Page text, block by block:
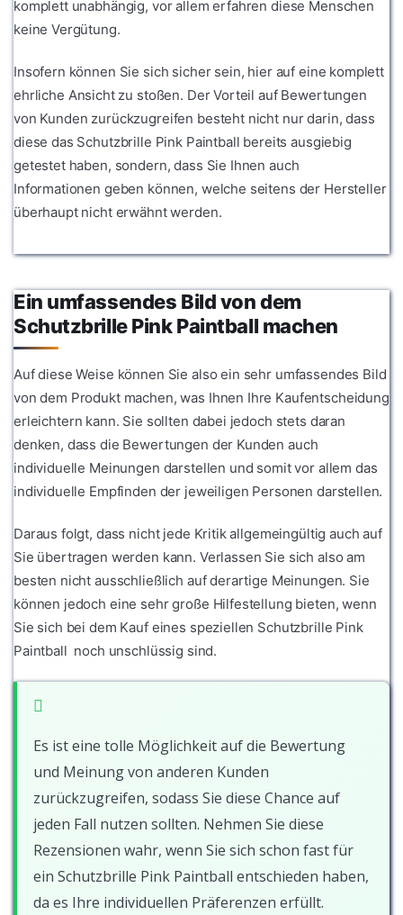
komplett unabhängig, vor allem erfahren diese Menschen
keine Vergütung.
Insofern können Sie sich sicher sein, hier auf eine komplett
ehrliche Ansicht zu stoßen. Der Vorteil auf Bewertungen
von Kunden zurückzugreifen besteht nicht nur darin, dass
diese das Schutzbrille Pink Paintball bereits ausgiebig
getestet haben, sondern, dass Sie Ihnen auch
Informationen geben können, welche seitens der Hersteller
überhaupt nicht erwähnt werden.
Ein umfassendes Bild von dem
Schutzbrille Pink Paintball machen
Auf diese Weise können Sie also ein sehr umfassendes Bild
von dem Produkt machen, was Ihnen Ihre Kaufentscheidung
erleichtern kann. Sie sollten dabei jedoch stets daran
denken, dass die Bewertungen der Kunden auch
individuelle Meinungen darstellen und somit vor allem das
individuelle Empfinden der jeweiligen Personen darstellen.
Daraus folgt, dass nicht jede Kritik allgemeingültig auch auf
Sie übertragen werden kann. Verlassen Sie sich also am
besten nicht ausschließlich auf derartige Meinungen. Sie
können jedoch eine sehr große Hilfestellung bieten, wenn
Sie sich bei dem Kauf eines speziellen Schutzbrille Pink
Paintball noch unschlüssig sind.
Es ist eine tolle Möglichkeit auf die Bewertung
und Meinung von anderen Kunden
zurückzugreifen, sodass Sie diese Chance auf
jeden Fall nutzen sollten. Nehmen Sie diese
Rezensionen wahr, wenn Sie sich schon fast für
ein Schutzbrille Pink Paintball entschieden haben,
da es Ihre individuellen Präferenzen erfüllt.